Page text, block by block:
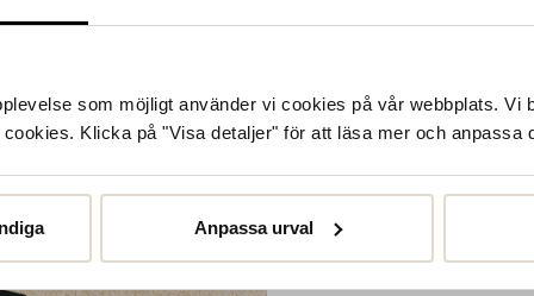
som möjligt använder vi cookies på vår webbplats. Vi
Klicka på "Visa detaljer" för att läsa mer och
Anpassa urval